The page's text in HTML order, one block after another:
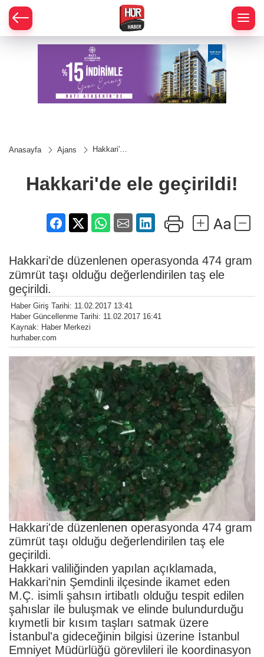
Anasayfa Ajans
Hakkari'de
Hakkari'de ele geçirildi!
Hakkari'de düzenlenen operasyonda 474 gram
zümrüt taşı olduğu değerlendirilen taş ele
geçirildi.
Haber Giriş Tarihi: 11.02.2017 13:41
Haber Güncellenme Tarihi: 11.02.2017 16:41
Kaynak: Haber Merkezi
hurhaber.com
Hakkari'de düzenlenen operasyonda 474 gram
zümrüt taşı olduğu değerlendirilen taş ele
geçirildi.
Hakkari valiliğinden yapılan açıklamada,
Hakkari'nin Şemdinli ilçesinde ikamet eden
M.Ç. isimli şahsın irtibatlı olduğu tespit edilen
şahıslar ile buluşmak ve elinde bulundurduğu
kıymetli bir kısım taşları satmak üzere
İstanbul'a gideceğinin bilgisi üzerine İstanbul
Emniyet Müdürlüğü görevlileri ile koordinasyon